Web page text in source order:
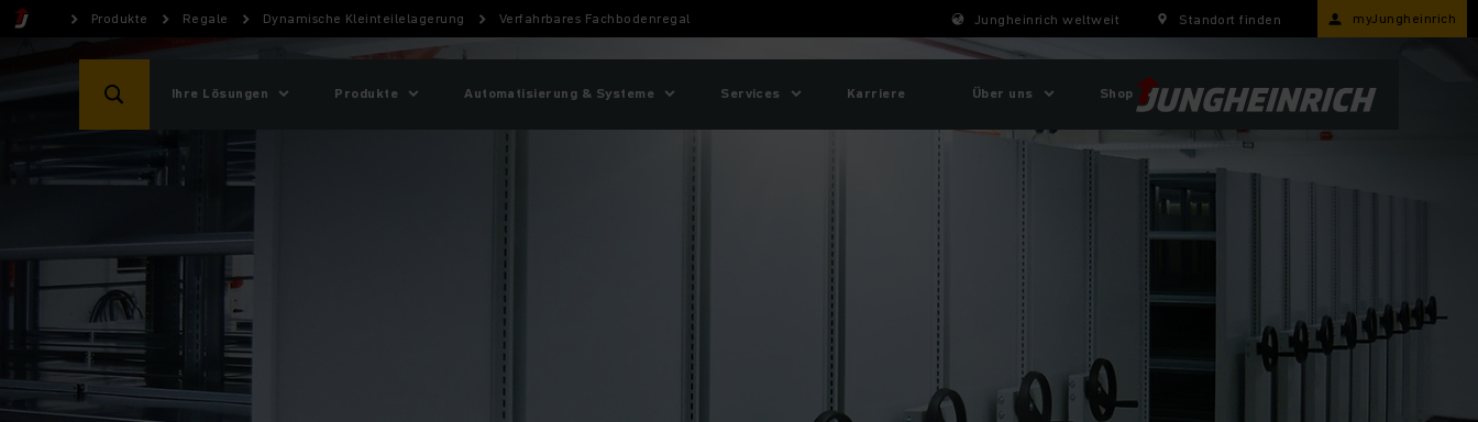
Produkte Regale Dynamische Kleinteilelagerung Verfahrbares Fachbodenregal Jungheinrich weltweit Standort finden myJungheinrich
Ihre Lösungen Produkte Automatisierung & Systeme Services Karriere Über uns Shop